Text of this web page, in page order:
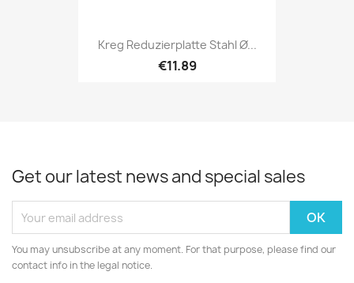
Kreg Reduzierplatte Stahl Ø...
€11.89
Get our latest news and special sales
You may unsubscribe at any moment. For that purpose, please find our
contact info in the legal notice.